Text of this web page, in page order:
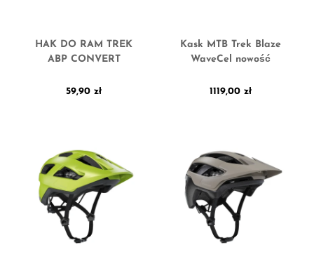
HAK DO RAM TREK
ABP CONVERT
59,90 zł
Kask MTB Trek Blaze
WaveCel nowość
1119,00 zł